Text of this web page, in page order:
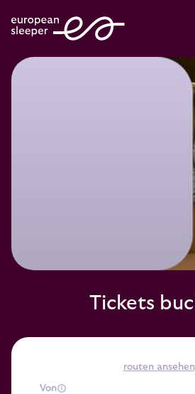
Tickets
routen ansehen
Von